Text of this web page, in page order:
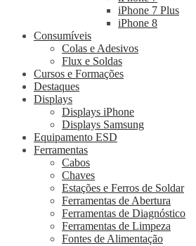
iPhone 7 Plus
iPhone 8
Consumíveis
Colas e Adesivos
Flux e Soldas
Cursos e Formações
Destaques
Displays
Displays iPhone
Displays Samsung
Equipamento ESD
Ferramentas
Cabos
Chaves
Estações e Ferros de Soldar
Ferramentas de Abertura
Ferramentas de Diagnóstico
Ferramentas de Limpeza
Fontes de Alimentação